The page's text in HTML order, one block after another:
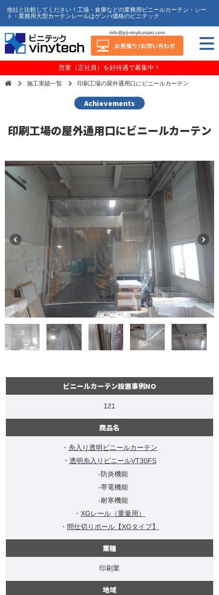
他社と比較してください！工場・倉庫などの業務用ビニールカーテン・シー
ト・業務用大型カーテンレールはゲンバ価格のビニテック
info@pij-vinylcurtain.com
営業（正社員）を好待遇で募集中！
施工実績一覧 印刷工場の屋外通用口にビニールカーテン
Achievements
印刷工場の屋外通用口にビニールカーテン
ビニールカーテン設置事例NO
121
商品名
・ 糸入り透明ビニールカーテン
・ 透明糸入りビニールVT30FS
-防炎機能
-帯電機能
-耐寒機能
・ XGレール（重量用）
・ 間仕切りポール【XGタイプ】
業種
印刷業
地域